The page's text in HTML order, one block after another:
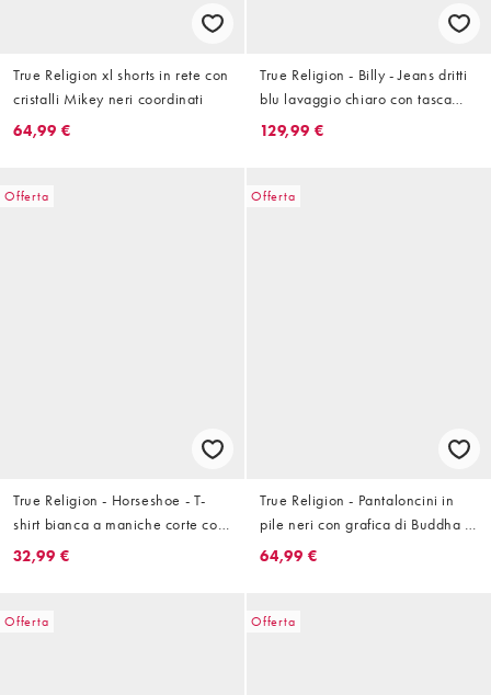
True Religion xl shorts in rete con
cristalli Mikey neri coordinati
64,99 €
True Religion - Billy - Jeans dritti
blu lavaggio chiaro con tasca
con patta in coordinato
129,99 €
Offerta
True Religion - Horseshoe - T-
shirt bianca a maniche corte con
grafica sul retro
32,99 €
Offerta
True Religion - Pantaloncini in
pile neri con grafica di Buddha in
coordinato
64,99 €
Offerta Offerta